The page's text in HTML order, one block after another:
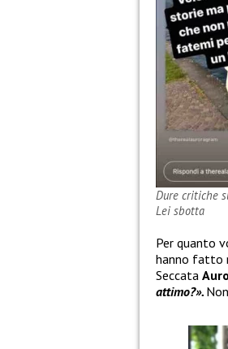
Dure critiche
Lei sbotta
Per quanto
hanno fatto
Seccata
attimo?».